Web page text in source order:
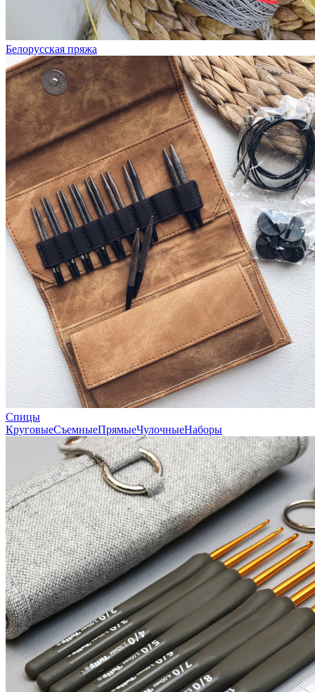
Белорусская пряжа
Спицы
КруговыеСъемныеПрямыеЧулочныеНаборы